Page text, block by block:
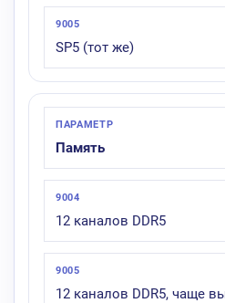
SP5 (тот же)
Память
12 каналов DDR5
12 каналов DDR5, чаще